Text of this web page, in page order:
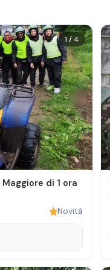
1 / 4
di 1 ora
Novità